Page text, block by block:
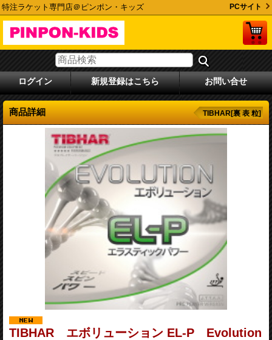
特注ラケット専門店＠ピンポン・キッズ PCサイト
ログイン 新規登録はこちら お問い合せ
商品詳細 TIBHAR[裏 表 粒]
TIBHAR エボリューション EL-P Evolution